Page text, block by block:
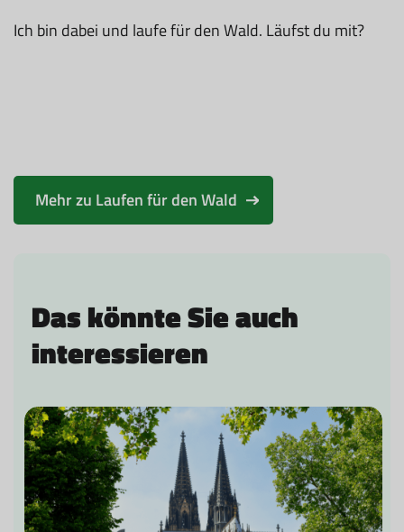
Ich bin dabei und laufe für den Wald. Läufst du mit?
Mehr zu Laufen für den Wald
Das könnte Sie auch
interessieren